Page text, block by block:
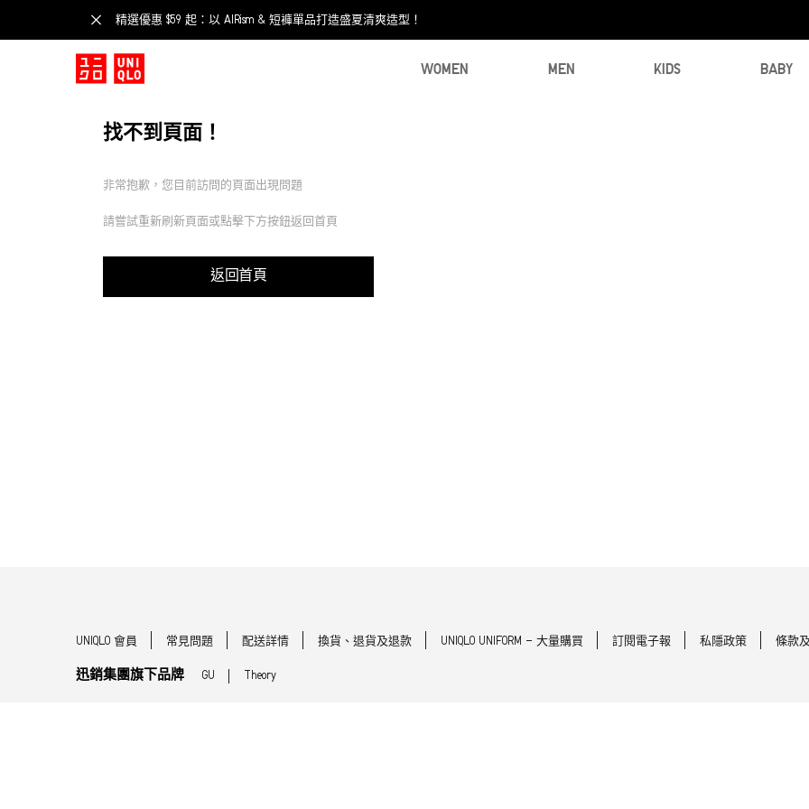
精選優惠 $59 起：以 AIRism & 短褲單品打造盛夏清爽造型！
WOMEN MEN KIDS BABY
找不到頁面！
非常抱歉，您目前訪問的頁面出現問題
請嘗試重新刷新頁面或點擊下方按鈕返回首頁
返回首頁
UNIQLO 會員 常見問題 配送詳情 換貨、退貨及退款 UNIQLO UNIFORM - 大量購買 訂閱電子報 私隱政策 條款
迅銷集團旗下品牌 GU Theory